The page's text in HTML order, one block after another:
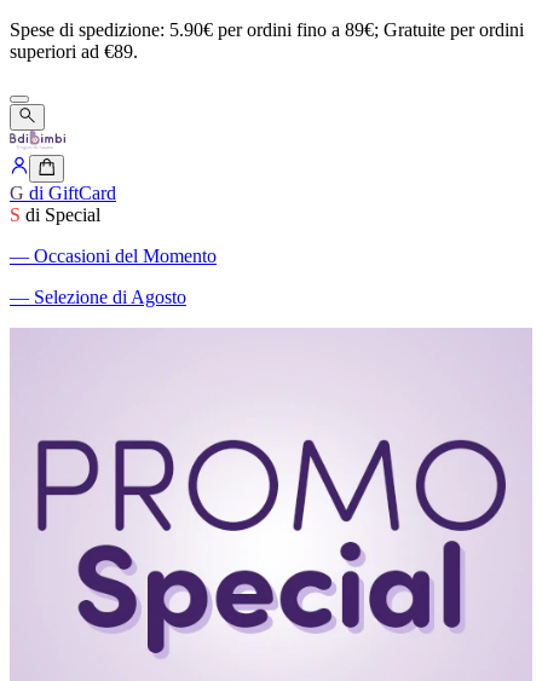
Spese di spedizione: 5.90€ perordini fino a 89€; Gratuite perordini
superiori ad €89.
G di GiftCard
S di Special
― Occasioni del Momento
― Selezione di Agosto